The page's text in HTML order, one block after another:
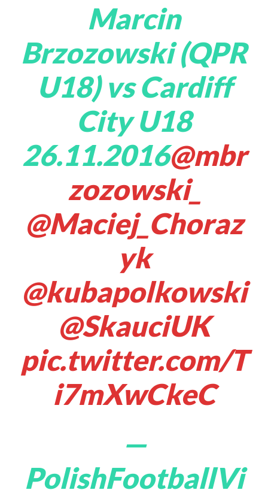
Marcin
Brzozowski (QPR
U18) vs Cardiff
City U18
26.11.2016@mbr
zozowski_
@Maciej_Choraz
yk
@kubapolkowski
@SkauciUK
pic.twitter.com/T
i7mXwCkeC
—
PolishFootballVi